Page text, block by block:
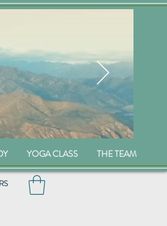
YOGA CLASS THE TEAM